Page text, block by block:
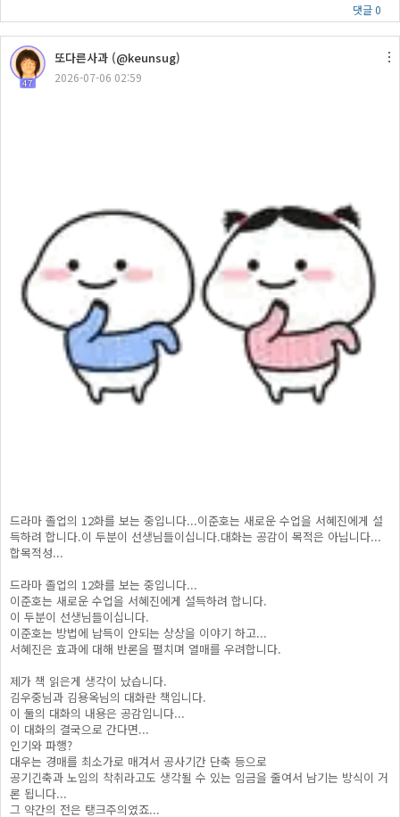
댓글 0
47
또다른사과 (@keunsug)
2026-07-06 02:59
드라마 졸업의 12화를 보는 중입니다...이준호는 새로운 수업을 서혜진에게 설
득하려 합니다.이 두분이 선생님들이십니다.대화는 공감이 목적은 아닙니다...
합목적성...
드라마 졸업의 12화를 보는 중입니다...
이준호는 새로운 수업을 서혜진에게 설득하려 합니다.
이 두분이 선생님들이십니다.
이준호는 방법에 납득이 안되는 상상을 이야기 하고...
서혜진은 효과에 대해 반론을 펼치며 열매를 우려합니다.
제가 책 읽은게 생각이 났습니다.
김우중님과 김용옥님의 대화란 책입니다.
이 둘의 대화의 내용은 공감입니다...
이 대화의 결국으로 간다면...
인기와 파행?
대우는 경매를 최소가로 매겨서 공사기간 단축 등으로
공기긴축과 노임의 착취라고도 생각될 수 있는 임금을 줄여서 남기는 방식이 거
론 됩니다...
그 약간의 전은 탱크주의였죠...